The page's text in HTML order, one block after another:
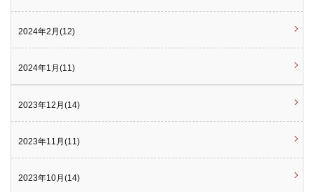
2024年2月(12)
2024年1月(11)
2023年12月(14)
2023年11月(11)
2023年10月(14)